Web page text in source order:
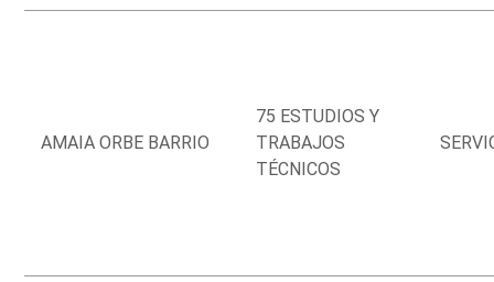
AMAIA ORBE BARRIO
75 ESTUDIOS Y
TRABAJOS
TÉCNICOS